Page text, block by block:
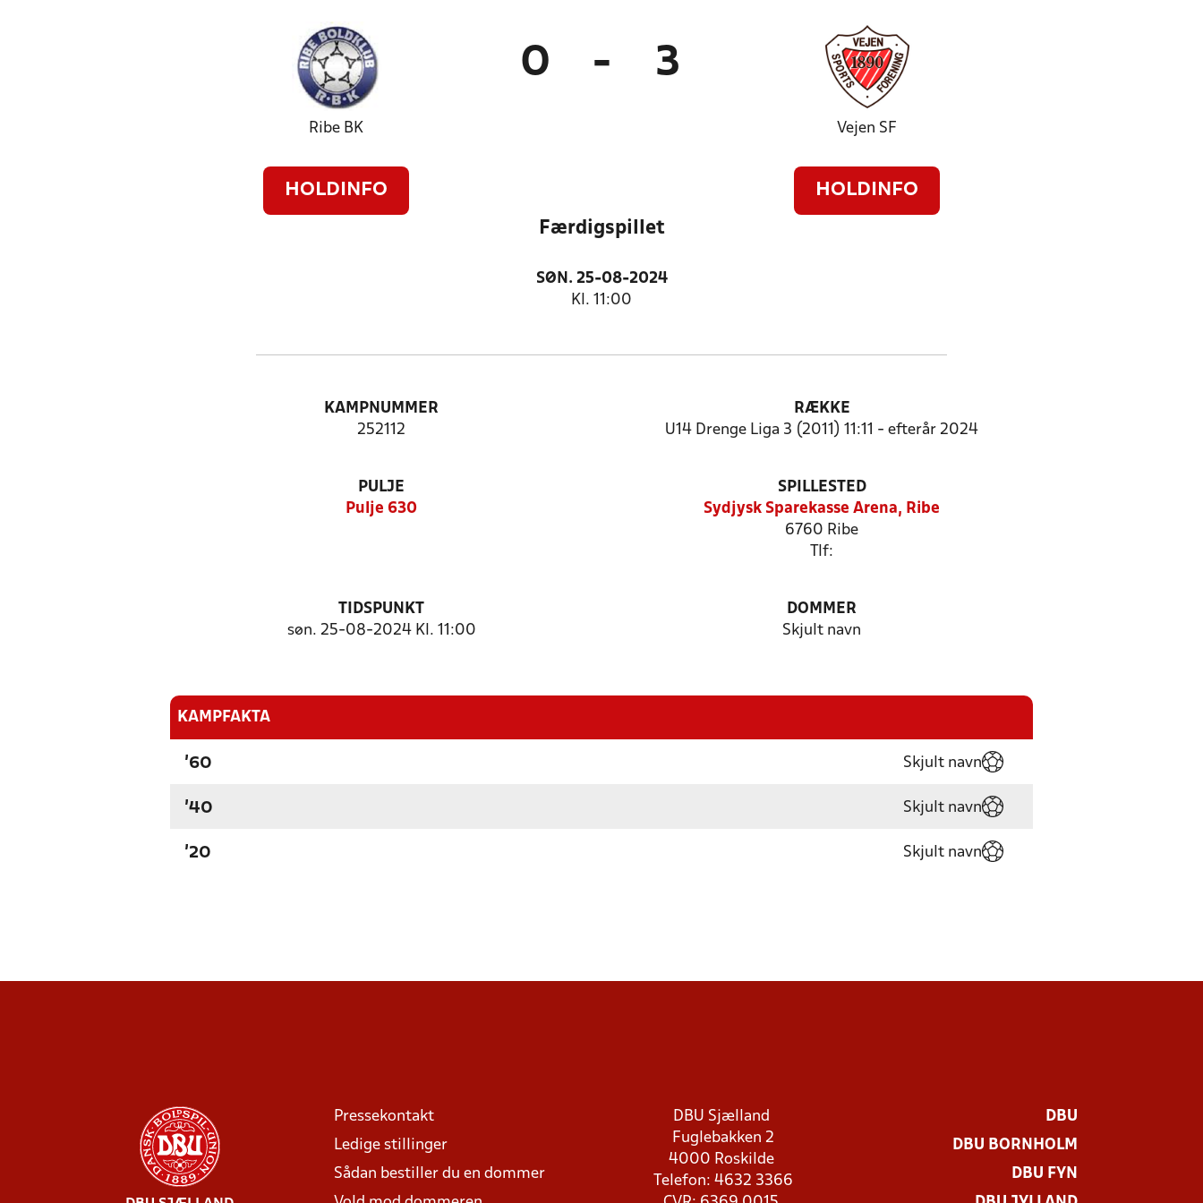
Ribe BK
HOLDINFO
0 - 3
Vejen SF
HOLDINFO
Færdigspillet
SØN. 25-08-2024
Kl. 11:00
KAMPNUMMER
252112
RÆKKE
U14 Drenge Liga 3 (2011) 11:11 - efterår 2024
PULJE
Pulje 630
SPILLESTED
Sydjysk Sparekasse Arena, Ribe
6760 Ribe
Tlf:
TIDSPUNKT
søn. 25-08-2024 Kl. 11:00
DOMMER
Skjult navn
KAMPFAKTA
'60 Skjult navn
'40 Skjult navn
'20 Skjult navn
Pressekontakt
Ledige stillinger
Sådan bestiller du en dommer
DBU Sjælland
Fuglebakken 2
4000 Roskilde
Telefon: 4632 3366
DBU
DBU BORNHOLM
DBU FYN